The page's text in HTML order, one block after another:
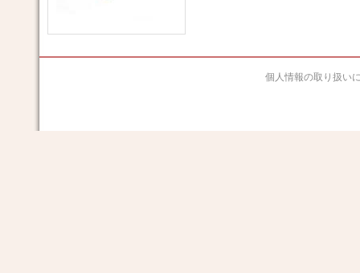
個人情報の取り扱い